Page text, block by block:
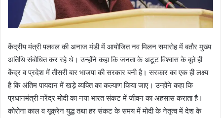
केंद्रीय मंत्री पलवल की अनाज मंडी में आयोजित नव मिलन समारोह में बतौर मुख्य
अतिथि संबोधित कर रहे थे। उन्होंने कहा कि जनता के अटूट विश्वास के बूते ही
केंद्र व प्रदेश में तीसरी बार भाजपा की सरकार बनी है। सरकार का एक ही लक्ष्य
है कि अंतिम पायदान में खड़े व्यक्ति का कल्याण किया जाए। उन्होंने कहा कि
प्रधानमंत्री नरेंद्र मोदी का नया भारत संकट में जीवन का अहसास कराता है।
कोरोना काल व यूक्रेन युद्ध तथा हर संकट के समय में मोदी के नेतृत्व में देश के